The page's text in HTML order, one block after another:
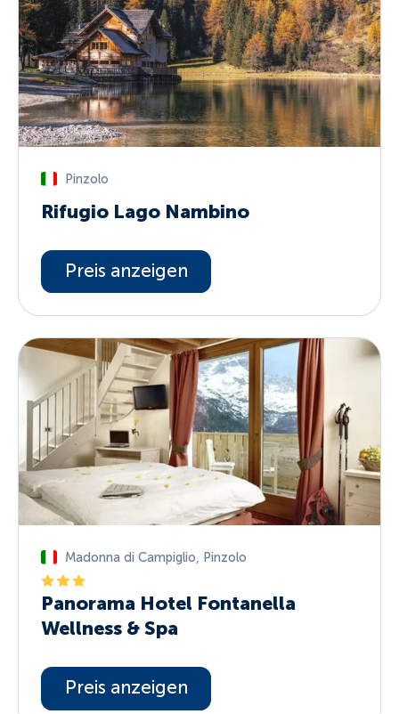
Pinzolo
Rifugio Lago Nambino
Preis anzeigen
Madonna di Campiglio Pinzolo
Panorama Hotel Fontanella
Wellness & Spa
Preis anzeigen